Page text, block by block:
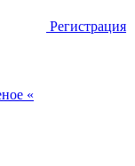
Регистрация